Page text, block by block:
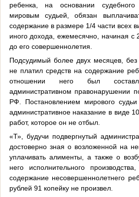
ребенка, на основании судебного
мировым судьей, обязан
содержание в размере 1/4 части всех
иного дохода, ежемесячно, начиная с
до его совершеннолетия.
Подсудимый более двух месяцев, без
не платил средств на содержание
отношении него был
административном правонарушении
РФ. Постановлением мирового
административное наказание в виде
работ, которое он не отбыл.
«Т», будучи подвергнутый
достоверно зная о возложенной на
уплачивать алименты, а также о
него исполнительного
содержание несовершеннолетнего
рублей 91 копейку не произвел.